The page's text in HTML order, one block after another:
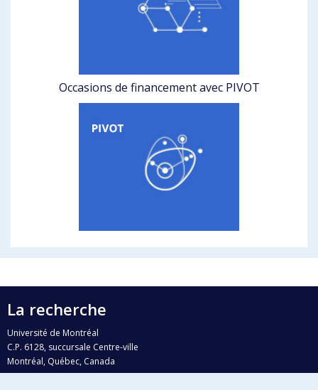
Occasions de financement avec PIVOT
La recherche
Université de Montréal
C.P. 6128, succursale Centre-ville
Montréal, Québec, Canada
H3C 3J7